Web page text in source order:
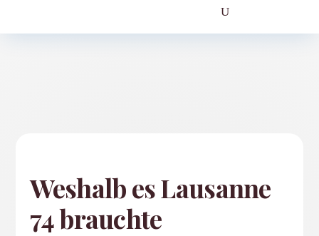
Weshalb es Lausanne
74 brauchte